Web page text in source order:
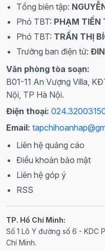
Tổng biên tập:
Phó TBT: PHẠM TIẾN
Phó TBT: TRẦN THỊ
Trưởng ban điện tử:
Văn phòng tòa soạn:
B01-11 An Vượng Villa,
Nội, TP Hà Nội.
Điện thoại:
Email:
Liên hệ quảng cáo
Điều khoản bảo mật
Liên hệ góp ý
RSS
TP. Hồ Chí Minh:
Số 1 Lô Y đường số 6 - KDC
Chí Minh.